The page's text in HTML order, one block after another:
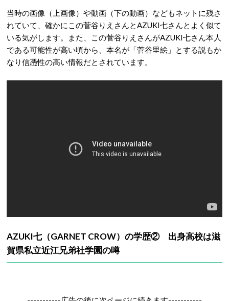
当時の画像（上画像）や動画（下の動画）などもネットに残さ
れていて、確かにこの菅谷りえさんとAZUKI七さんとよく似て
いる気がします。また、この菅谷りえさんがAZUKI七さん本人
である可能性が高い頃から、本名が「菅谷里絵」とする説もか
なり信憑性の高い情報だとされています。
AZUKI七（GARNET CROW）の学歴② 出身高校は滋
賀県私立近江兄弟社学園の噂